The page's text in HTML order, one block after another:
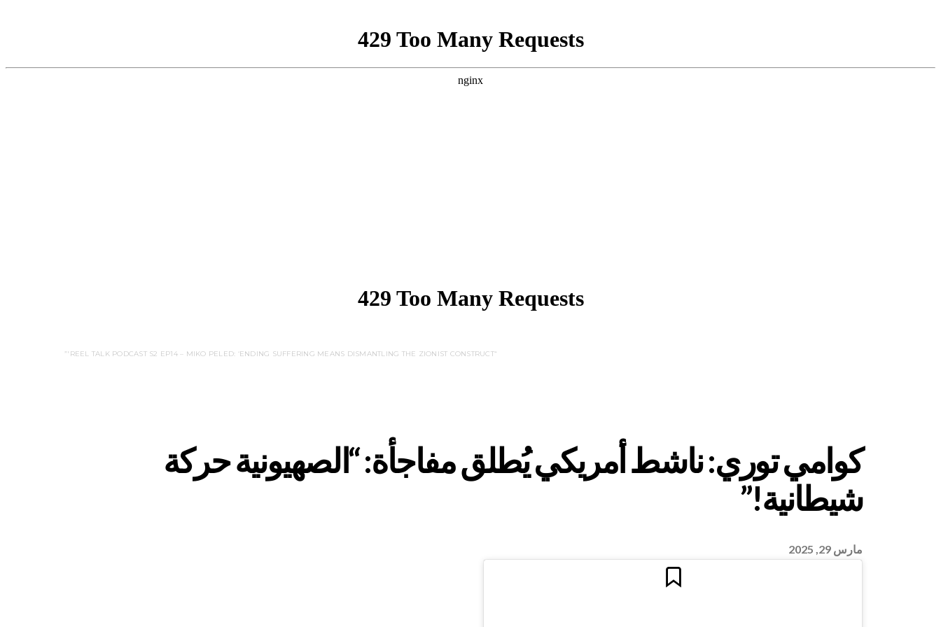
“REEL TALK PODCAST S2 EP14 – MIKO PELED: ‘ENDING SUFFERING MEANS DISMANTLING THE ZIONIST CONSTRUCT'”
كوامي توري: ناشط أمريكي يُطلق مفاجأة: “الصهيونية حركة
شيطانية!”
مارس 29, 2025